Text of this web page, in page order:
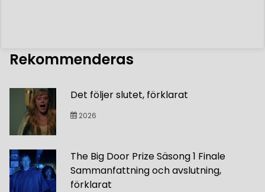
Rekommenderas
Det följer slutet, förklarat
2026
The Big Door Prize Säsong 1 Finale
Sammanfattning och avslutning,
förklarat